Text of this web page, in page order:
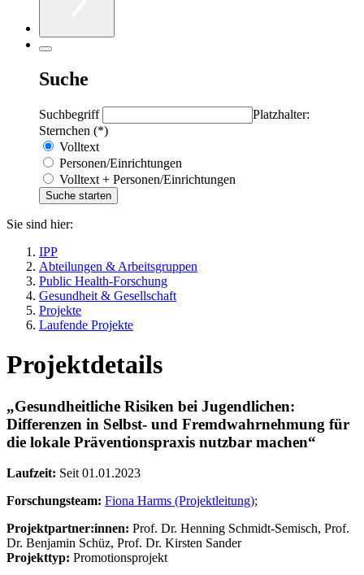
Suche
Suchbegriff
Platzhalter:
Sternchen (*)
Volltext
Personen/Einrichtungen
Volltext + Personen/Einrichtungen
Sie sind hier:
IPP
Abteilungen & Arbeitsgruppen
Public Health-Forschung
Gesundheit & Gesellschaft
Projekte
Laufende Projekte
Projektdetails
„Gesundheitliche Risiken bei Jugendlichen:
Differenzen in Selbst- und Fremdwahrnehmung für
die lokale Präventionspraxis nutzbar machen“
Laufzeit: Seit 01.01.2023
Forschungsteam: Fiona Harms (Projektleitung);
Projektpartner:innen: Prof. Dr. Henning Schmidt-Semisch, Prof.
Dr. Benjamin Schüz, Prof. Dr. Kirsten Sander
Projekttyp: Promotionsprojekt